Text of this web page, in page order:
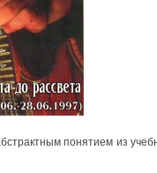
понятием из